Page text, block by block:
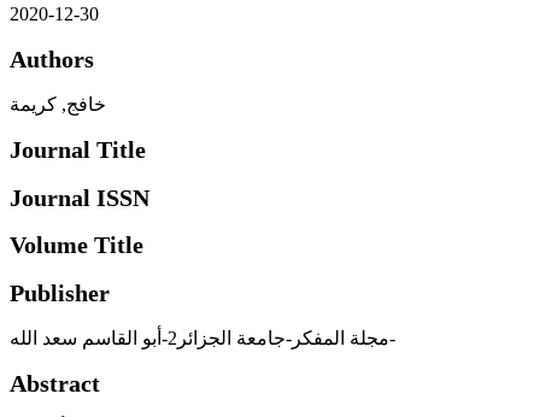
2020-12-30
Authors
خافج, كريمة
Journal Title
Journal ISSN
Volume Title
Publisher
مجلة المفكر-جامعة الجزائر2-أبو القاسم سعد الله-
Abstract